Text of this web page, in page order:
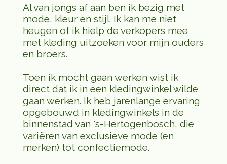
Al van jongs af aan ben ik bezig met
mode, kleur en stijl. Ik kan me niet
heugen of ik hielp de verkopers mee
met kleding uitzoeken voor mijn ouders
en broers.
Toen ik mocht gaan werken wist ik
direct dat ik in een kledingwinkel wilde
gaan werken. Ik heb jarenlange ervaring
opgebouwd in kledingwinkels in de
binnenstad van 's-Hertogenbosch, die
variëren van exclusieve mode (en
merken) tot confectiemode.